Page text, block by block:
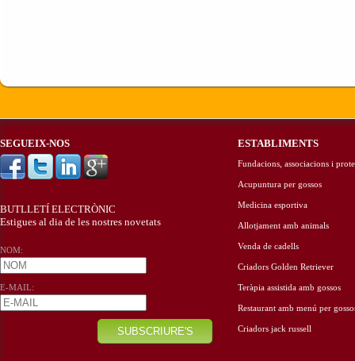
SEGUEIX-NOS
BUTLLETÍ ELECTRÒNIC
Estigues al dia de les nostres novetats
NOM:
E-MAIL:
ESTABLIMENTS
Fundacions, associacions i
Acupuntura per gossos
Medicina esportiva
Allotjament amb animals
Venda de cadells
Criadors Golden Retriever
Teràpia assistida amb gossos
Restaurant amb menú per
Criadors jack russell